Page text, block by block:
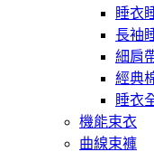
睡衣
長袖
細肩
經典
睡衣
機能束衣
曲線束褲